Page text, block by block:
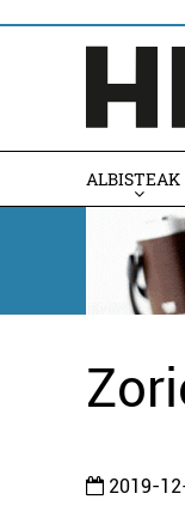
ALBISTEAK
2019-